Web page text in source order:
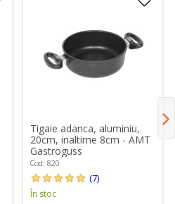
Tigaie adanca, aluminiu,
20cm, inaltime 8cm - AMT
Gastroguss
Cod: 820
(7)
În stoc